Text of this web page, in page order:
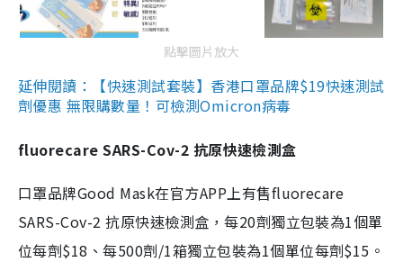
點擊圖片放大
延伸閱讀：【快速測試套裝】香港口罩品牌$19快速測試
劑優惠 無限購數量！可檢測Omicron病毒
fluorecare SARS-Cov-2 抗原快速檢測盒
口罩品牌Good Mask在官方APP上有售fluorecare
SARS-Cov-2 抗原快速檢測盒，每20劑獨立包裝為1個單
位每劑$18、每500劑/1箱獨立包裝為1個單位每劑$15。